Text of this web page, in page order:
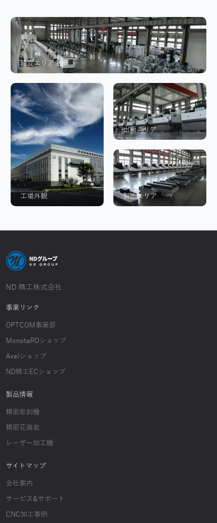
組立エリア全景
工場外観
出荷エリア
製造エリア
ND 精工株式会社
事業リンク
OPTCOM事業部
MonotaROショップ
Axelショップ
ND精工ECショップ
製品情報
精密彫刻機
精密花崗岩
レーザー加工機
サイトマップ
会社案内
サービス&サポート
CNC加工事例